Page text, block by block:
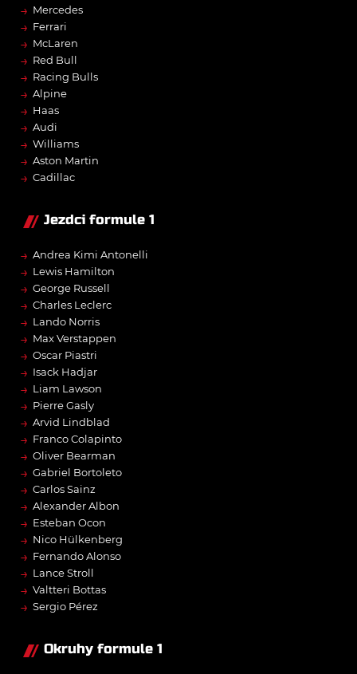
→ Mercedes
→ Ferrari
→ McLaren
→ Red Bull
→ Racing Bulls
→ Alpine
→ Haas
→ Audi
→ Williams
→ Aston Martin
→ Cadillac
Jezdci formule 1
→ Andrea Kimi Antonelli
→ Lewis Hamilton
→ George Russell
→ Charles Leclerc
→ Lando Norris
→ Max Verstappen
→ Oscar Piastri
→ Isack Hadjar
→ Liam Lawson
→ Pierre Gasly
→ Arvid Lindblad
→ Franco Colapinto
→ Oliver Bearman
→ Gabriel Bortoleto
→ Carlos Sainz
→ Alexander Albon
→ Esteban Ocon
→ Nico Hülkenberg
→ Fernando Alonso
→ Lance Stroll
→ Valtteri Bottas
→ Sergio Pérez
Okruhy formule 1